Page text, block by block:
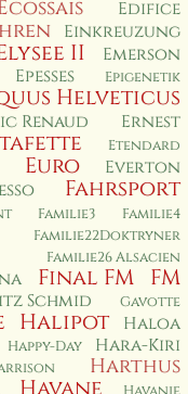
Edifice
Einkreuzung
II Emerson
Epesses
Epigenetik
Helveticus
Renaud
Ernest
Etendard
Euro
Everton
Fahrsport
Familie3
Familie4
Familie22Doktryner
Familie26 Alsacien
Final FM FM
Schmid Gavotte
Halipot
Haloa
Happy-Day Hara-Kiri
Harthus